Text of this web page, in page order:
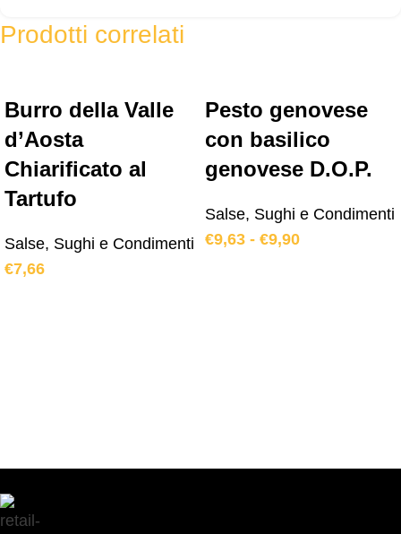
Prodotti correlati
Burro della Valle
d’Aosta
Chiarificato al
Tartufo
Salse, Sughi e Condimenti
€7,66
Pesto genovese
con basilico
genovese D.O.P.
Salse, Sughi e Condimenti
€9,63 - €9,90